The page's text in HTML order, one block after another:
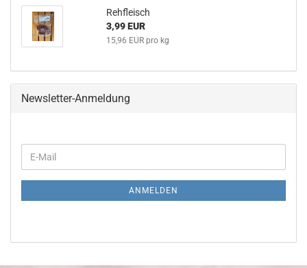
Rehfleisch
3,99 EUR
15,96 EUR pro kg
Newsletter-Anmeldung
ZUR
E-
Mail
ANMELDEN